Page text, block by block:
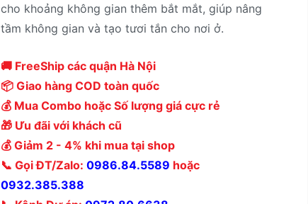
cho khoảng không gian thêm bắt mắt, giúp nâng
tầm không gian và tạo tươi tắn cho nơi ở.
🚚 FreeShip các quận Hà Nội
📦 Giao hàng COD toàn quốc
💰 Mua Combo hoặc Số lượng giá cực rẻ
🎁 Ưu đãi với khách cũ
💰 Giảm 2 - 4% khi mua tại shop
📞 Gọi ĐT/Zalo: 0986.84.5589 hoặc
0932.385.388